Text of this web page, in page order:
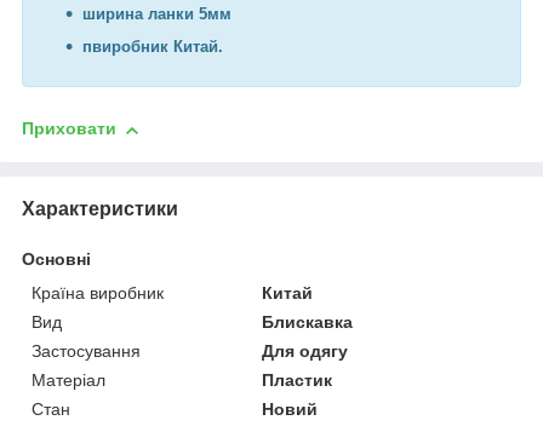
ширина ланки 5мм
пвиробник Китай.
Приховати
Характеристики
Основні
Країна виробник
Китай
Вид
Блискавка
Застосування
Для одягу
Матеріал
Пластик
Стан
Новий